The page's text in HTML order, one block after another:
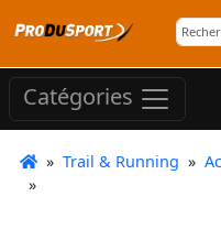
Catégories
» Trail & Running »
»